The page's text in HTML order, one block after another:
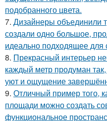
подобранного цвета.
7. Дизайнеры объединили
создали одно большое,
идеально подходящее для
8. Прекрасный интерьер
каждый метр продуман
уют и ощущение
9. Отличный пример того,
площади можно создать
функциональное